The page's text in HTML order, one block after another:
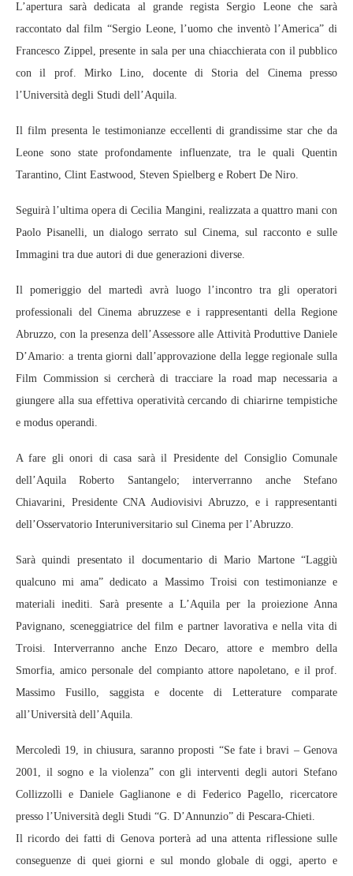
L’apertura sarà dedicata al grande regista Sergio Leone che sarà
raccontato dal film “Sergio Leone, l’uomo che inventò l’America” di
Francesco Zippel, presente in sala per una chiacchierata con il pubblico
con il prof. Mirko Lino, docente di Storia del Cinema presso
l’Università degli Studi dell’Aquila.
Il film presenta le testimonianze eccellenti di grandissime star che da
Leone sono state profondamente influenzate, tra le quali Quentin
Tarantino, Clint Eastwood, Steven Spielberg e Robert De Niro.
Seguirà l’ultima opera di Cecilia Mangini, realizzata a quattro mani con
Paolo Pisanelli, un dialogo serrato sul Cinema, sul racconto e sulle
Immagini tra due autori di due generazioni diverse.
Il pomeriggio del martedì avrà luogo l’incontro tra gli operatori
professionali del Cinema abruzzese e i rappresentanti della Regione
Abruzzo, con la presenza dell’Assessore alle Attività Produttive Daniele
D’Amario: a trenta giorni dall’approvazione della legge regionale sulla
Film Commission si cercherà di tracciare la road map necessaria a
giungere alla sua effettiva operatività cercando di chiarirne tempistiche
e modus operandi.
A fare gli onori di casa sarà il Presidente del Consiglio Comunale
dell’Aquila Roberto Santangelo; interverranno anche Stefano
Chiavarini, Presidente CNA Audiovisivi Abruzzo, e i rappresentanti
dell’Osservatorio Interuniversitario sul Cinema per l’Abruzzo.
Sarà quindi presentato il documentario di Mario Martone “Laggiù
qualcuno mi ama” dedicato a Massimo Troisi con testimonianze e
materiali inediti. Sarà presente a L’Aquila per la proiezione Anna
Pavignano, sceneggiatrice del film e partner lavorativa e nella vita di
Troisi. Interverranno anche Enzo Decaro, attore e membro della
Smorfia, amico personale del compianto attore napoletano, e il prof.
Massimo Fusillo, saggista e docente di Letterature comparate
all’Università dell’Aquila.
Mercoledì 19, in chiusura, saranno proposti “Se fate i bravi – Genova
2001, il sogno e la violenza” con gli interventi degli autori Stefano
Collizzolli e Daniele Gaglianone e di Federico Pagello, ricercatore
presso l’Università degli Studi “G. D’Annunzio” di Pescara-Chieti.
Il ricordo dei fatti di Genova porterà ad una attenta riflessione sulle
conseguenze di quei giorni e sul mondo globale di oggi, aperto e